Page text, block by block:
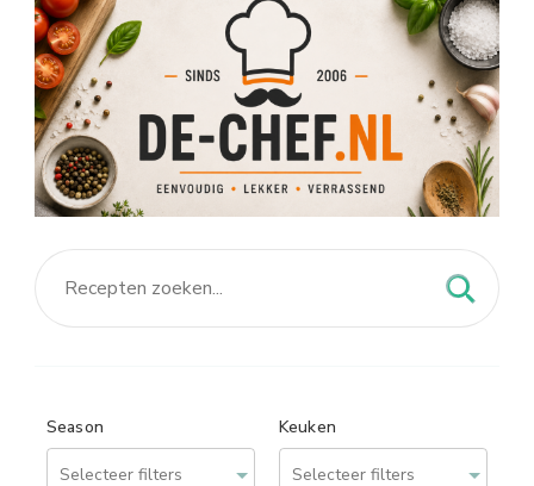
Season Keuken